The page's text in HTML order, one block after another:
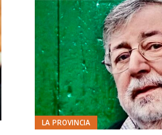
LA PROVINCIA